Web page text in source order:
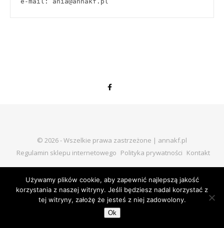
© 2026 - Wszelkie prawa zastrzeżone | annakf.pl
Regulamin sklepu internetowego Polityka prywatności Kontakt
BACK TO TOP
Używamy plików cookie, aby zapewnić najlepszą jakość
korzystania z naszej witryny. Jeśli będziesz nadal korzystać z
tej witryny, założę że jesteś z niej zadowolony.
Ok